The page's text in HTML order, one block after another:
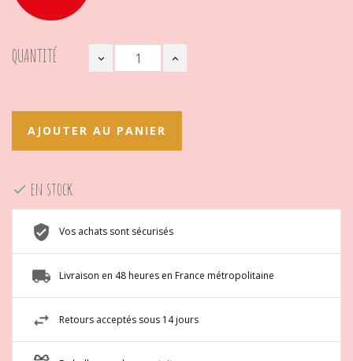
QUANTITÉ
AJOUTER AU PANIER
 en stock
Vos achats sont sécurisés
Livraison en 48 heures en France métropolitaine
Retours acceptés sous 14 jours